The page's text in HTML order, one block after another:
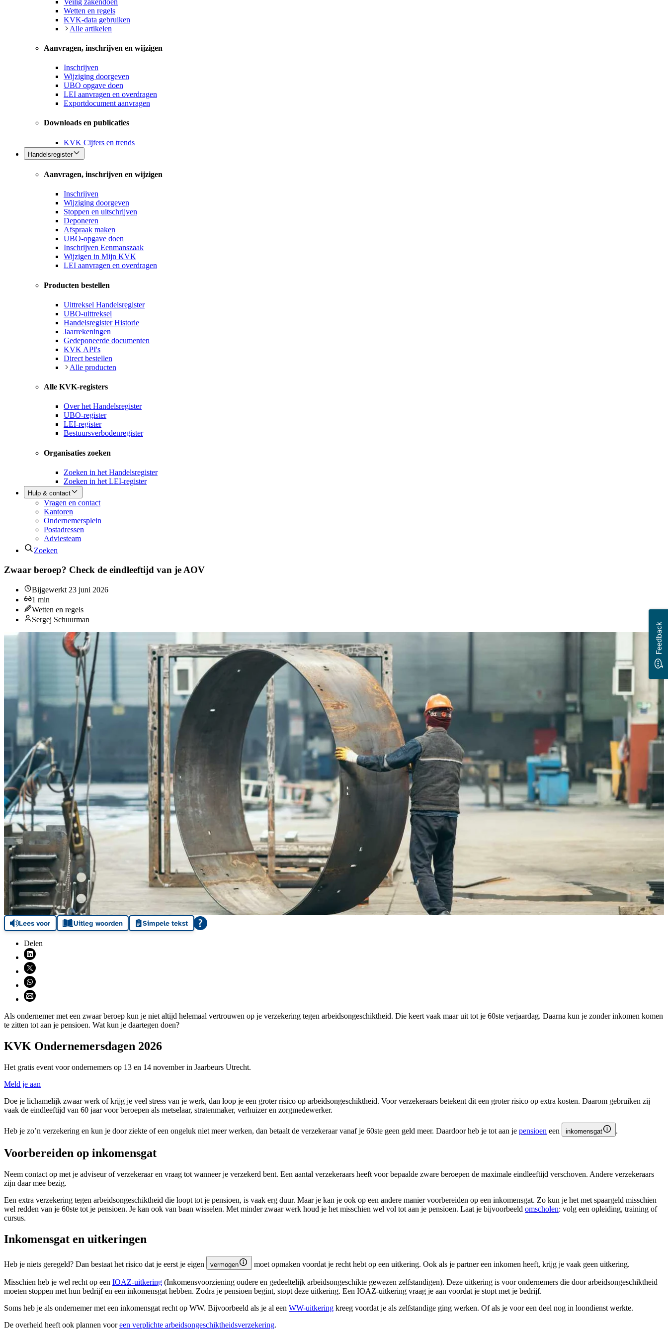
Wetten en regels
KVK-data gebruiken
Alle artikelen
Aanvragen, inschrijven en wijzigen
Inschrijven
Wijziging doorgeven
UBO opgave doen
LEI aanvragen en overdragen
Exportdocument aanvragen
Downloads en publicaties
KVK Cijfers en trends
Handelsregister
Aanvragen, inschrijven en wijzigen
Inschrijven
Wijziging doorgeven
Stoppen en uitschrijven
Deponeren
Afspraak maken
UBO-opgave doen
Inschrijven Eenmanszaak
Wijzigen in Mijn KVK
LEI aanvragen en overdragen
Producten bestellen
Uittreksel Handelsregister
UBO-uittreksel
Handelsregister Historie
Jaarrekeningen
Gedeponeerde documenten
KVK API's
Direct bestellen
Alle producten
Alle KVK-registers
Over het Handelsregister
UBO-register
LEI-register
Bestuursverbodenregister
Organisaties zoeken
Zoeken in het Handelsregister
Zoeken in het LEI-register
Hulp & contact
Vragen en contact
Kantoren
Ondernemersplein
Postadressen
Adviesteam
Zoeken
Zwaar beroep? Check de eindleeftijd van je AOV
Bijgewerkt 23 juni 2026
1 min
Wetten en regels
Sergej Schuurman
Lees voor Uitleg woorden Simpele tekst
Delen
Deel via LinkedIn (opent nieuw venster)
Deel via X (opent nieuw venster)
Deel via WhatsApp (opent WhatsApp)
Deel via email (opent email programma)
Als ondernemer met een zwaar beroep kun je niet altijd helemaal vertrouwen op je verzekering tegen arbeidsongeschiktheid. Die keert vaak maar uit tot je 60ste verjaardag. Daarna kun je zonder inkomen komen
te zitten tot aan je pensioen. Wat kun je daartegen doen?
KVK Ondernemersdagen 2026
Het gratis event voor ondernemers op 13 en 14 november in Jaarbeurs Utrecht.
Meld je aan
Doe je lichamelijk zwaar werk of krijg je veel stress van je werk, dan loop je een groter risico op arbeidsongeschiktheid. Voor verzekeraars betekent dit een groter risico op extra kosten. Daarom gebruiken zij
vaak de eindleeftijd van 60 jaar voor beroepen als metselaar, stratenmaker, verhuizer en zorgmedewerker.
Heb je zo’n verzekering en kun je door ziekte of een ongeluk niet meer werken, dan betaalt de verzekeraar vanaf je 60ste geen geld meer. Daardoor heb je tot aan je pensioen een inkomensgat .
Voorbereiden op inkomensgat
Neem contact op met je adviseur of verzekeraar en vraag tot wanneer je verzekerd bent. Een aantal verzekeraars heeft voor bepaalde zware beroepen de maximale eindleeftijd verschoven. Andere verzekeraars
zijn daar mee bezig.
Een extra verzekering tegen arbeidsongeschiktheid die loopt tot je pensioen, is vaak erg duur. Maar je kan je ook op een andere manier voorbereiden op een inkomensgat. Zo kun je het met spaargeld misschien
wel redden van je 60ste tot je pensioen. Je kan ook van baan wisselen. Met minder zwaar werk houd je het misschien wel vol tot aan je pensioen. Laat je bijvoorbeeld omscholen: volg een opleiding, training of
cursus.
Inkomensgat en uitkeringen
Heb je niets geregeld? Dan bestaat het risico dat je eerst je eigen vermogen moet opmaken voordat je recht hebt op een uitkering. Ook als je partner een inkomen heeft, krijg je vaak geen uitkering.
Misschien heb je wel recht op een IOAZ-uitkering (Inkomensvoorziening oudere en gedeeltelijk arbeidsongeschikte gewezen zelfstandigen). Deze uitkering is voor ondernemers die door arbeidsongeschiktheid
moeten stoppen met hun bedrijf en een inkomensgat hebben. Zodra je pensioen begint, stopt deze uitkering. Een IOAZ-uitkering vraag je aan voordat je stopt met je bedrijf.
Soms heb je als ondernemer met een inkomensgat recht op WW. Bijvoorbeeld als je al een WW-uitkering kreeg voordat je als zelfstandige ging werken. Of als je voor een deel nog in loondienst werkte.
De overheid heeft ook plannen vooreen verplichte arbeidsongeschiktheidsverzekering.
Feedback